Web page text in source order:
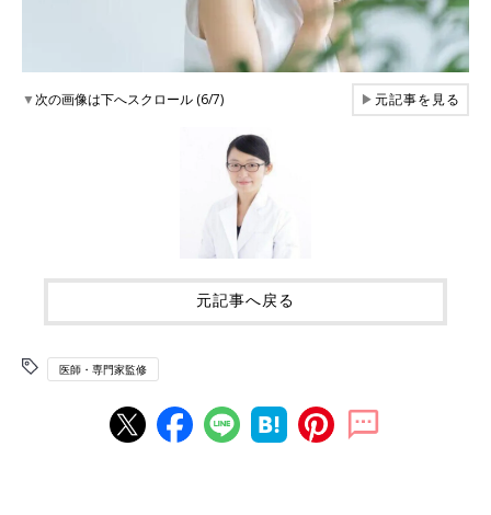
▼次の画像は下へスクロール (6/7) ▶元記事を見る
元記事へ戻る
医師・専門家監修